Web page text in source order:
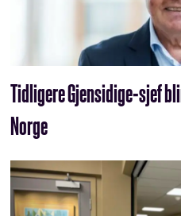
Tidligere Gjensidige-sjef
Norge